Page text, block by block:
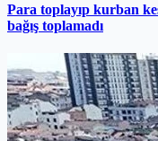
Para toplayıp kurban
bağış toplamadı